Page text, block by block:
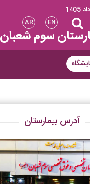
EN
AR
سوم شعبان
آدرس بیمارستان